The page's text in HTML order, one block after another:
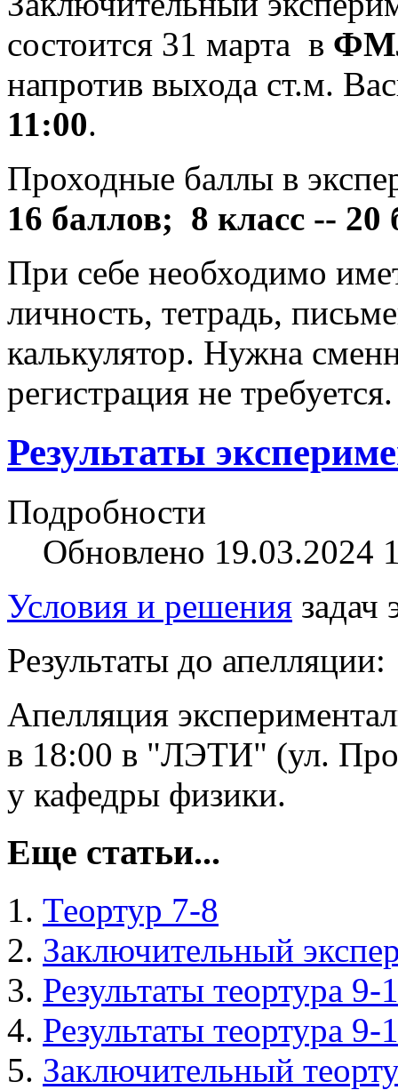
состоится 31 марта в
напротив выхода ст.м.
11:00.
Проходные баллы в
16 баллов; 8 класс -- 20
При себе необходимо
личность, тетрадь,
калькулятор. Нужна
регистрация не требуется.
Результаты
Подробности
Обновлено 19.03.2024
Условия и решения задач
Результаты до
Апелляция
в 18:00 в "ЛЭТИ" (ул.
у кафедры физики.
Еще статьи...
Теортур 7-8
Заключительный
Результаты теортура
Результаты теортура
Заключительный